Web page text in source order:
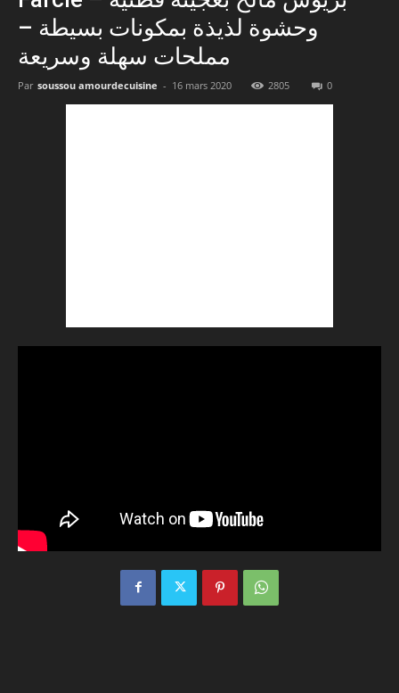
وحشوة لذيذة بمكونات بسيطة –
مملحات سهلة وسريعة
Par soussou amourdecuisine - 16 mars 2020 2805 0